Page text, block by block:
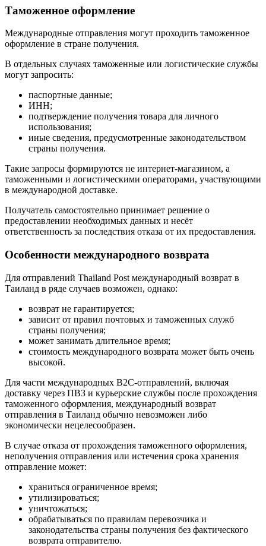
Таможенное оформление
Международные отправления могут проходить таможенное
оформление в стране получения.
В отдельных случаях таможенные или логистические службы
могут запросить:
паспортные данные;
ИНН;
подтверждение получения товара для личного
использования;
иные сведения, предусмотренные законодательством
страны получения.
Такие запросы формируются не интернет-магазином, а
таможенными и логистическими операторами, участвующими
в международной доставке.
Получатель самостоятельно принимает решение о
предоставлении необходимых данных и несёт
ответственность за последствия отказа от их предоставления.
Особенности международного возврата
Для отправлений Thailand Post международный возврат в
Таиланд в ряде случаев возможен, однако:
возврат не гарантируется;
зависит от правил почтовых и таможенных служб
страны получения;
может занимать длительное время;
стоимость международного возврата может быть очень
высокой.
Для части международных B2C-отправлений, включая
доставку через ПВЗ и курьерские службы после прохождения
таможенного оформления, международный возврат
отправления в Таиланд обычно невозможен либо
экономически нецелесообразен.
В случае отказа от прохождения таможенного оформления,
неполучения отправления или истечения срока хранения
отправление может:
храниться ограниченное время;
утилизироваться;
уничтожаться;
обрабатываться по правилам перевозчика и
законодательства страны получения без фактического
возврата отправителю.